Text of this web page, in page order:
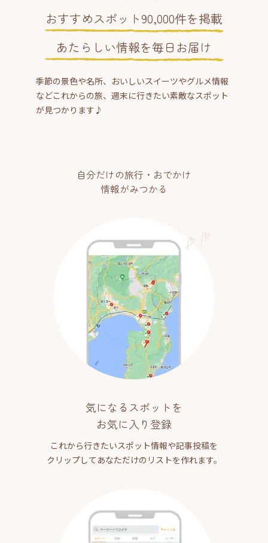
おすすめスポット90,000件を掲載
あたらしい情報を毎日お届け
季節の景色や名所、おいしいスイーツやグルメ情報
などこれからの旅、週末に行きたい素敵なスポット
が見つかります♪
自分だけの旅行・おでかけ
情報がみつかる
気になるスポットを
お気に入り登録
これから行きたいスポット情報や記事投稿を
クリップしてあなただけのリストを作れます。